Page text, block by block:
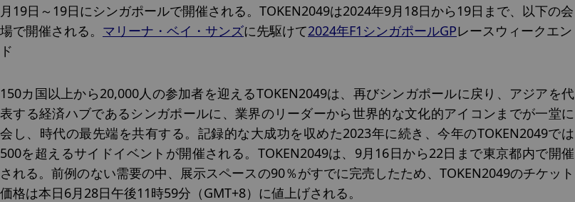
月19日～19日にシンガポールで開催される。TOKEN2049は2024年9月18日から19日まで、以下の会
場で開催される。 マリーナ・ベイ・サンズに先駆けて2024年F1シンガポールGPレースウィークエン
ド
150カ国以上から20,000人の参加者を迎えるTOKEN2049は、再びシンガポールに戻り、アジアを代
表する経済ハブであるシンガポールに、業界のリーダーから世界的な文化的アイコンまでが一堂に
会し、時代の最先端を共有する。記録的な大成功を収めた2023年に続き、今年のTOKEN2049では
500を超えるサイドイベントが開催される。 TOKEN2049は、9月16日から22日まで東京都内で開催
される。前例のない需要の中、展示スペースの90％がすでに完売したため、TOKEN2049のチケット
価格は本日6月28日午後11時59分（GMT+8）に値上げされる。